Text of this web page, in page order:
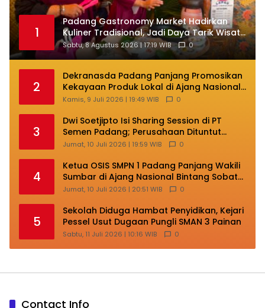
1
Padang Gastronomy Market Hadirkan
Kuliner Tradisional, Jadi Daya Tarik Wisata
di HJK ke-357
Sabtu, 8 Agustus 2026 | 17:19 WIB 0
2
Dekranasda Padang Panjang Promosikan
Kekayaan Produk Lokal di Ajang Nasional
Makassar
Kamis, 9 Juli 2026 | 19:49 WIB 0
3
Dwi Soetjipto Isi Sharing Session di PT
Semen Padang; Perusahaan Dituntut
Lakukan Transformasi
Jumat, 10 Juli 2026 | 19:59 WIB 0
4
Ketua OSIS SMPN 1 Padang Panjang Wakili
Sumbar di Ajang Nasional Bintang Sobat
SMP
Jumat, 10 Juli 2026 | 20:51 WIB 0
5
Sekolah Diduga Hambat Penyidikan, Kejari
Pessel Usut Dugaan Pungli SMAN 3 Painan
Sabtu, 11 Juli 2026 | 10:16 WIB 0
Contact Info